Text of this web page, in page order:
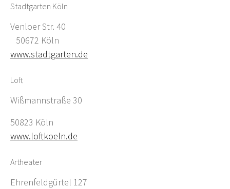
Stadtgarten Köln
Venloer Str. 40
50672 Köln
www.stadtgarten.de
Loft
Wißmannstraße 30
50823 Köln
www.loftkoeln.de
Artheater
Ehrenfeldgürtel 127